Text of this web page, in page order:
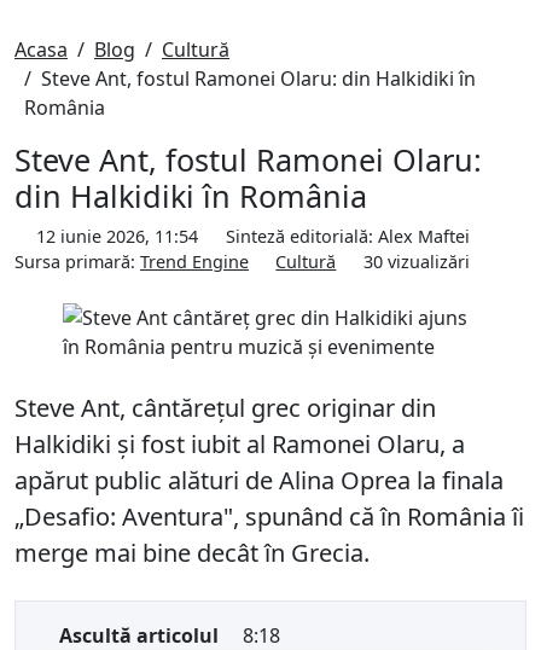
Acasa Blog
Cultură
Steve Ant, fostul Ramonei Olaru: din Halkidiki în
România
Steve Ant, fostul Ramonei Olaru:
din Halkidiki în România
12 iunie 2026, 11:54 Sinteză editorială: Alex Maftei
Sursa primară: Trend Engine Cultură 30vizualizări
Steve Ant, cântărețul grec originar din
Halkidiki și fost iubit al Ramonei Olaru, a
apărut public alături de Alina Oprea la finala
„Desafio: Aventura", spunând că în România îi
merge mai bine decât în Grecia.
Ascultă articolul 8:18